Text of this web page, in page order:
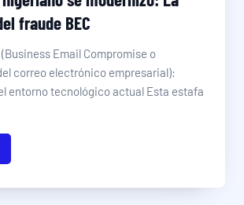
fraude BEC
Email Compromise o
correo electrónico empresarial):
entorno tecnológico actual Esta estafa